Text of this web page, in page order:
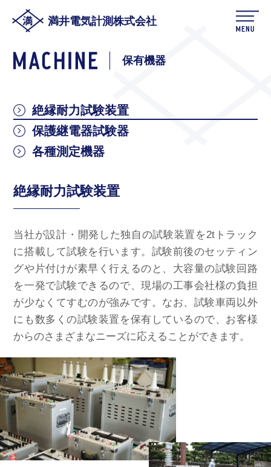
満井電気計測株式会社
保有機器
絶縁耐力試験装置
保護継電器試験器
各種測定機器
絶縁耐力試験装置
当社が設計・開発した独自の試験装置を2tトラック
に搭載して試験を行います。試験前後のセッティン
グや片付けが素早く行えるのと、大容量の試験回路
を一発で試験できるので、現場の工事会社様の負担
が少なくてすむのが強みです。なお、試験車両以外
にも数多くの試験装置を保有しているので、お客様
からのさまざまなニーズに応えることができます。